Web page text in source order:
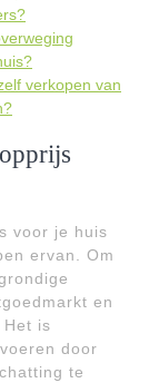
verkopen van
voor je huis
ervan. Om
en
is
door
te